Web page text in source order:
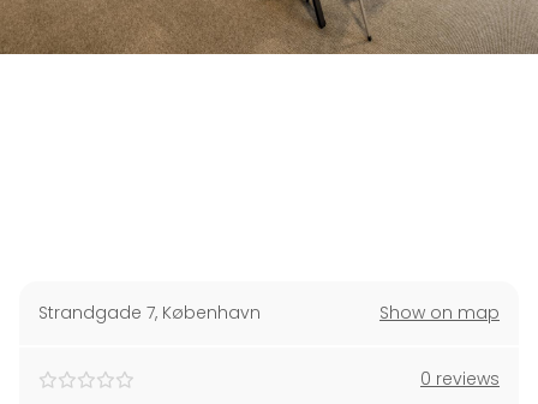
Strandgade 7, København Show on map
0 reviews